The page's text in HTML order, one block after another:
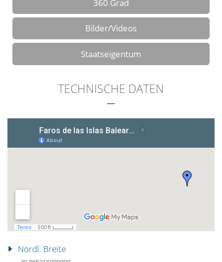
360 Grad
Bilder/Videos
Staatseigentum
TECHNISCHE DATEN
Nördl. Breite